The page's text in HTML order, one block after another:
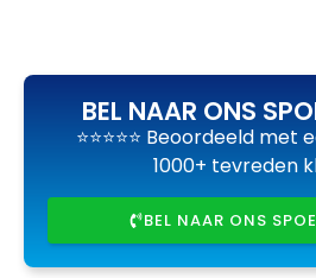
BEL NAAR ONS
⭐⭐⭐⭐⭐ Beoordeeld
1000+ tevreden
BEL NAAR ONS